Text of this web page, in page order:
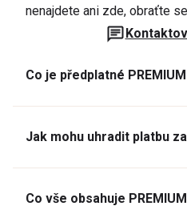
nenajdete ani zde, obraťte
Co je předplatné
Jak mohu uhradit platbu
Co vše obsahuje